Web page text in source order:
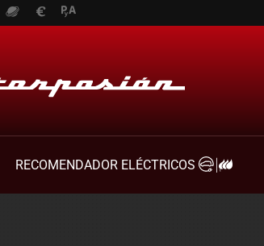
RECOMENDADOR ELÉCTRICOS